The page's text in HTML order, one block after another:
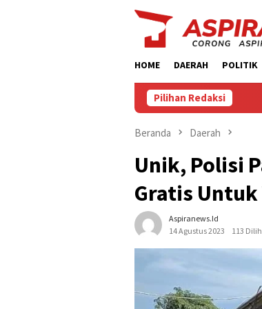
HOME DAERAH POLITIK
Pilihan Redaksi
Beranda Daerah
Unik, Polisi
Gratis Untuk
Aspiranews.id
14 Agustus 2023
113